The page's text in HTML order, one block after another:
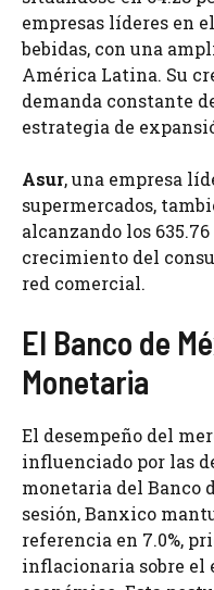
empresas líderes en
bebidas, con una
América Latina. Su
demanda constante
estrategia de
Asur, una empresa
supermercados,
alcanzando los
crecimiento del
red comercial.
El Banco de
Monetaria
El desempeño del
influenciado por las
monetaria del Banco
sesión, Banxico
referencia en 7.0%,
inflacionaria sobre